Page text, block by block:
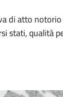
di atto
stati, qualità